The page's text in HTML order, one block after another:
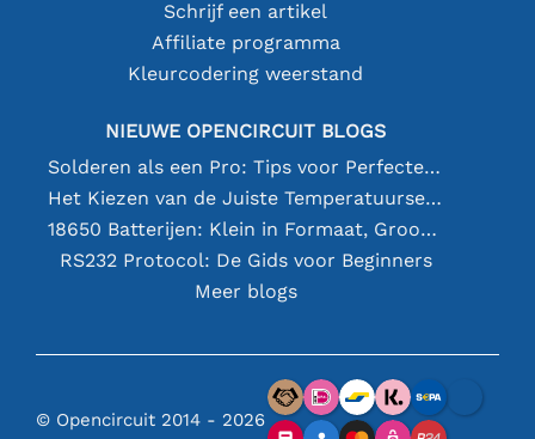
Schrijf een artikel
Affiliate programma
Kleurcodering weerstand
NIEUWE OPENCIRCUIT BLOGS
Solderen als een Pro: Tips voor Perfecte Elektronische Verbindingen
Het Kiezen van de Juiste Temperatuursensor [youtube]
18650 Batterijen: Klein in Formaat, Groot in Prestatie
RS232 Protocol: De Gids voor Beginners
Meer blogs
© Opencircuit 2014 - 2026